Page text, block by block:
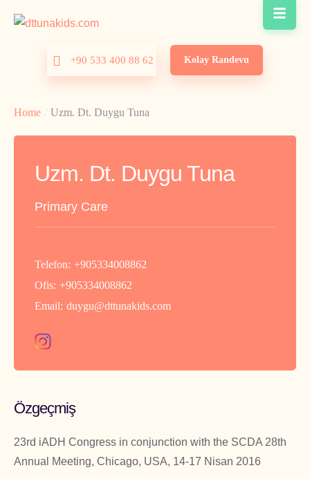
+90 533 400 88 62 Kolay Randevu
Home Uzm. Dt. Duygu Tuna
Uzm. Dt. Duygu Tuna
Primary Care
Telefon: +905334008862
Ofis: +905334008862
Email: duygu@dttunakids.com
Özgeçmiş
23rd iADH Congress in conjunction with the SCDA 28th
Annual Meeting, Chicago, USA, 14-17 Nisan 2016